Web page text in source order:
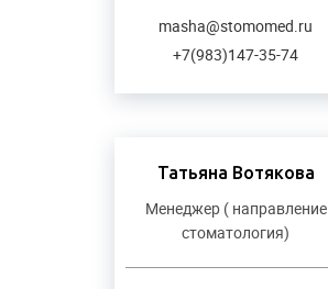
masha@stomomed.ru
+7(983)147-35-74
Татьяна Вотякова
Менеджер ( направление
стоматология)